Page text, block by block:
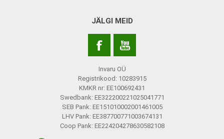
JÄLGI MEID
Invaru OÜ
Registrikood: 10283915
KMKR nr: EE100692431
Swedbank: EE322200221025041771
SEB Pank: EE151010002001461005
LHV Pank: EE387700771003674131
Coop Pank: EE224204278630582108